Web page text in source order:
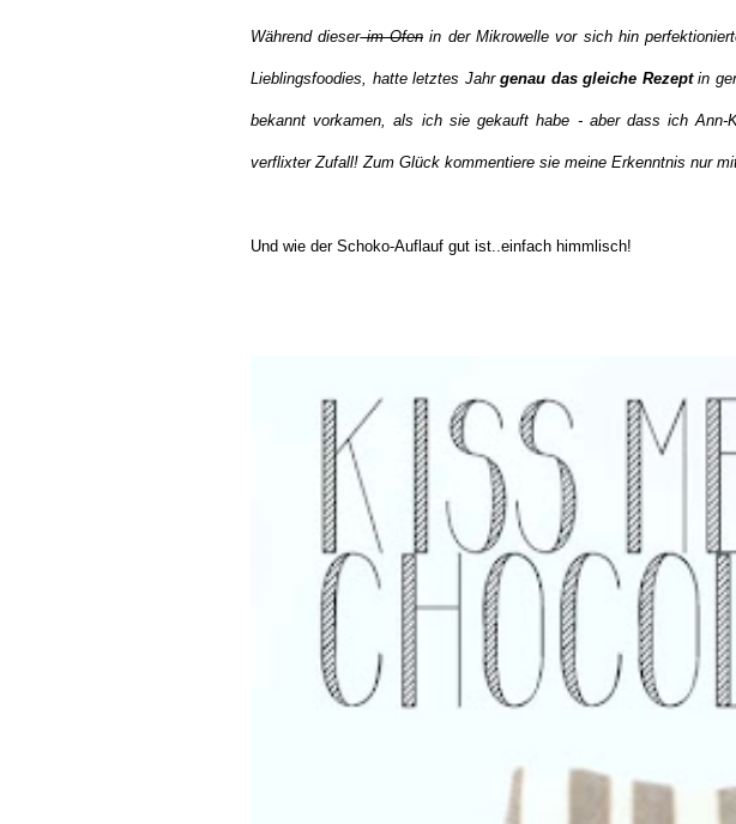
Während dieserim Ofen in der Mikrowelle vor sich hin
Lieblingsfoodies, hatte letztes Jahrgenau das gleiche Rezeptin
bekannt vorkamen, als ich sie gekauft habe - aber dass ich
verflixter Zufall! Zum Glück kommentiere sie meine Erkenntnis nur
Und wie der Schoko-Auflauf gut ist..einfach himmlisch!